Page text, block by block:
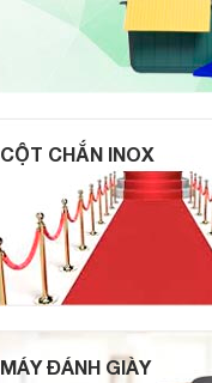
CỘT CHẮN INOX
MÁY ĐÁNH GIÀY